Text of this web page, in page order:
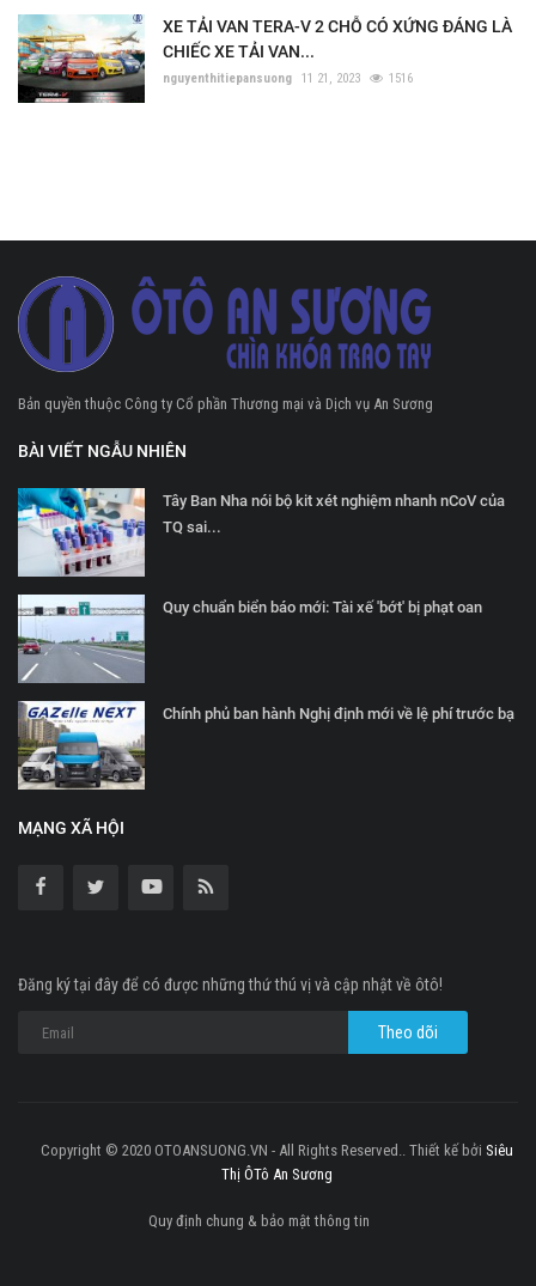
XE TẢI VAN TERA-V 2 CHỖ CÓ XỨNG ĐÁNG LÀ
CHIẾC XE TẢI VAN...
nguyenthitiepansuong 11 21, 2023 1516
Bản quyền thuộc Công ty Cổ phần Thương mại và Dịch vụ An Sương
BÀI VIẾT NGẪU NHIÊN
Tây Ban Nha nói bộ kit xét nghiệm nhanh nCoV của
TQ sai...
Quy chuẩn biển báo mới: Tài xế 'bớt' bị phạt oan
Chính phủ ban hành Nghị định mới về lệ phí trước bạ
MẠNG XÃ HỘI
Đăng ký tại đây để có được những thứ thú vị và cập nhật về ôtô!
Copyright © 2020 OTOANSUONG.VN - All Rights Reserved.. Thiết kế bởi Siêu
Thị ÔTô An Sương
Quy định chung & bảo mật thông tin